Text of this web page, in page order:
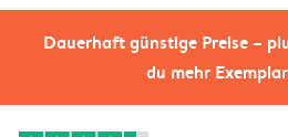
Dauerhaft günstige Preise –
du mehr